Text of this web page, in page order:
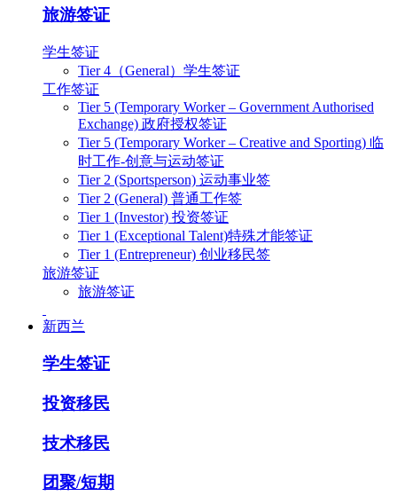
旅游签证
学生签证
Tier 4（General）学生签证
工作签证
Tier 5 (Temporary Worker – Government Authorised
Exchange) 政府授权签证
Tier 5 (Temporary Worker – Creative and Sporting) 临
时工作-创意与运动签证
Tier 2 (Sportsperson) 运动事业签
Tier 2 (General) 普通工作签
Tier 1 (Investor) 投资签证
Tier 1 (Exceptional Talent)特殊才能签证
Tier 1 (Entrepreneur) 创业移民签
旅游签证
旅游签证
新西兰
学生签证
投资移民
技术移民
团聚/短期